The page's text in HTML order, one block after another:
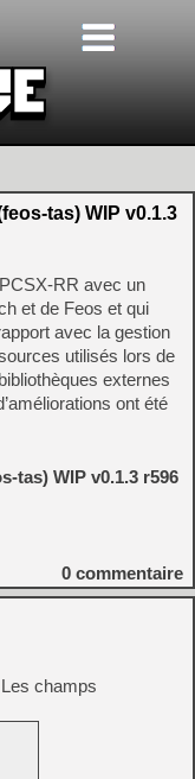
tas) WIP v0.1.3
RR avec un
et de Feos et qui
avec la gestion
utilisés lors de
externes
ont été
tas) WIP v0.1.3 r596
0 commentaire
Les champs